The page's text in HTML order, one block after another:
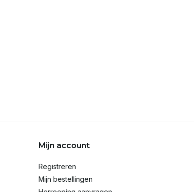
Mijn account
Registreren
Mijn bestellingen